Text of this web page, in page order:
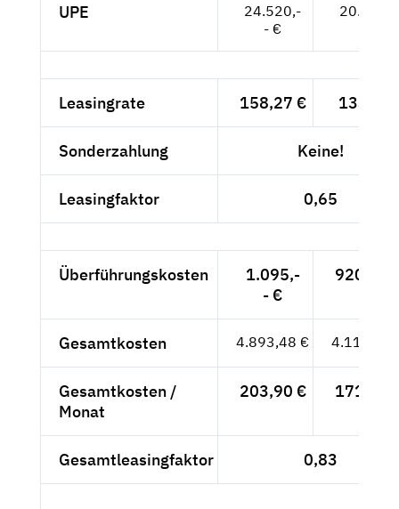
UPE
24.520,-
- €
20.605,-
Leasingrate 158,27 € 133,-- €
Sonderzahlung Keine!
Leasingfaktor 0,65
Überführungskosten
1.095,-
- €
920,17
Gesamtkosten 4.893,48 € 4.112,17
Gesamtkosten /
Monat
203,90 € 171,34
Gesamtleasingfaktor 0,83